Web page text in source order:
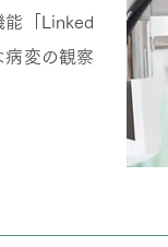
能「Linked
病変の観察